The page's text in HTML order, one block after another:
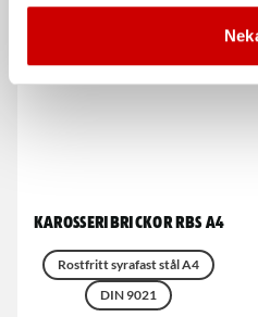
Karosseribrickor RBS A4
Rostfritt syrafast stål A4
DIN 9021